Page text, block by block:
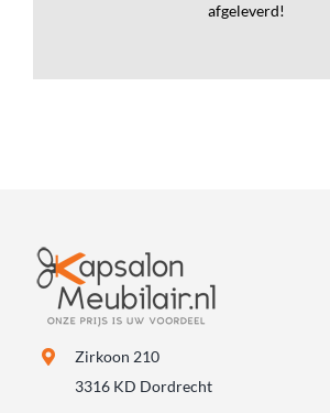
afgeleverd!
Zirkoon 210
3316 KD Dordrecht